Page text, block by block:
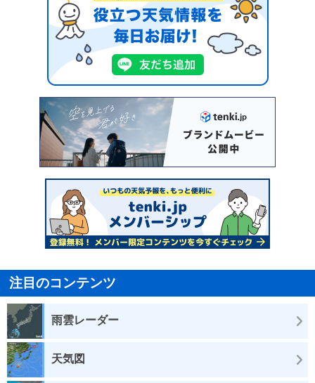
注目のコンテンツ
雨雲レーダー
天気図